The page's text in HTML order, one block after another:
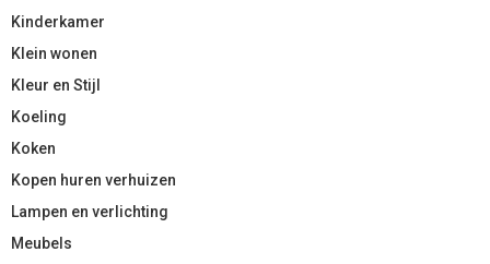
Kinderkamer
Klein wonen
Kleur en Stijl
Koeling
Koken
Kopen huren verhuizen
Lampen en verlichting
Meubels